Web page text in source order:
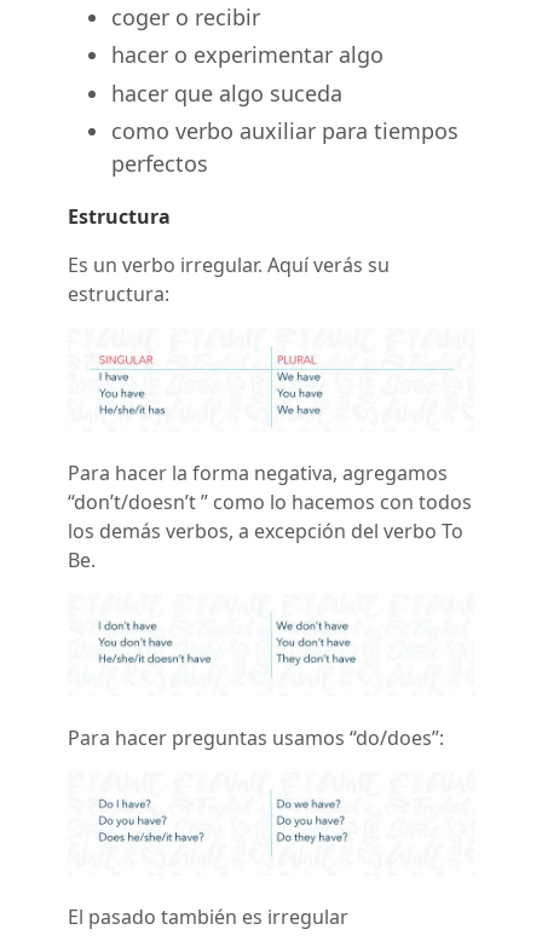
coger o recibir
hacer o experimentar algo
hacer que algo suceda
como verbo auxiliar para tiempos
perfectos
Estructura
Es un verbo irregular. Aquí verás su
estructura:
Para hacer la forma negativa, agregamos
“don’t/doesn’t ” como lo hacemos con todos
los demás verbos, a excepción del verbo To
Be.
Para hacer preguntas usamos “do/does”:
El pasado también es irregular